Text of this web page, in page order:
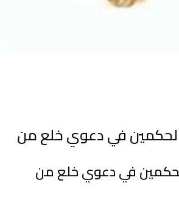
الحكمين في دعوي خلع من
في دعوي خلع من